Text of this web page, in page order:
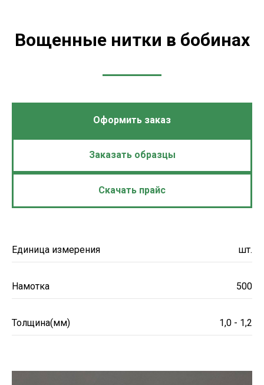
Вощенные нитки в бобинах
Оформить заказ
Заказать образцы
Скачать прайс
Единица измерения шт.
Намотка 500
Толщина(мм) 1,0 - 1,2